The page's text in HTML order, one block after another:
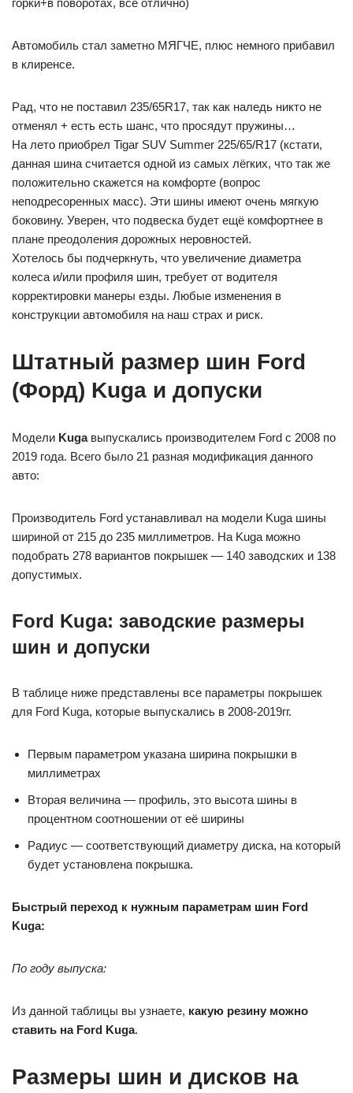
горки+в поворотах, все отлично)
Автомобиль стал заметно МЯГЧЕ, плюс немного прибавил
в клиренсе.
Рад, что не поставил 235/65R17, так как наледь никто не
отменял + есть есть шанс, что просядут пружины…
На лето приобрел Tigar SUV Summer 225/65/R17 (кстати,
данная шина считается одной из самых лёгких, что так же
положительно скажется на комфорте (вопрос
неподресоренных масс). Эти шины имеют очень мягкую
боковину. Уверен, что подвеска будет ещё комфортнее в
плане преодоления дорожных неровностей.
Хотелось бы подчеркнуть, что увеличение диаметра
колеса и/или профиля шин, требует от водителя
корректировки манеры езды. Любые изменения в
конструкции автомобиля на наш страх и риск.
Штатный размер шин Ford
(Форд) Kuga и допуски
Модели Kugaвыпускались производителем Ford с 2008 по
2019 года. Всего было 21 разная модификация данного
авто:
Производитель Ford устанавливал на модели Kuga шины
шириной от 215 до 235 миллиметров. На Kuga можно
подобрать 278 вариантов покрышек — 140 заводских и 138
допустимых.
Ford Kuga: заводские размеры
шин и допуски
В таблице ниже представлены все параметры покрышек
для Ford Kuga, которые выпускались в 2008-2019гг.
Первым параметром указана ширина покрышки в
миллиметрах
Вторая величина — профиль, это высота шины в
процентном соотношении от её ширины
Радиус — соответствующий диаметру диска, на который
будет установлена покрышка.
Быстрый переход к нужным параметрам шин Ford
Kuga:
По году выпуска:
Из данной таблицы вы узнаете, какую резину можно
ставить на Ford Kuga.
Размеры шин и дисков на